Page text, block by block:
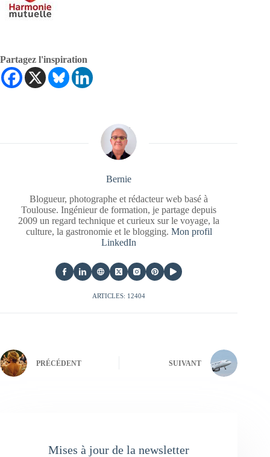
Partagez l'inspiration
Bernie
Blogueur, photographe et rédacteur web basé à
Toulouse. Ingénieur de formation, je partage depuis
2009 un regard technique et curieux sur le voyage, la
culture, la gastronomie et le blogging. Mon profil
LinkedIn
ARTICLES: 12404
PRÉCÉDENT SUIVANT
Mises à jour de la newsletter